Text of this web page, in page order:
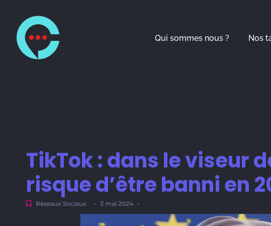
Qui sommes nous ? Nos
TikTok : dans le viseur
risque d’être banni en
Réseaux Sociaux - 3 mai 2024 -